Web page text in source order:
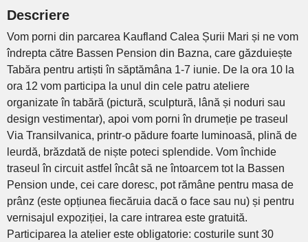
Descriere
Vom porni din parcarea Kaufland Calea Șurii Mari și ne vom
îndrepta către Bassen Pension din Bazna, care găzduiește
Tabăra pentru artiști în săptămâna 1-7 iunie. De la ora 10 la
ora 12 vom participa la unul din cele patru ateliere
organizate în tabără (pictură, sculptură, lână și noduri sau
design vestimentar), apoi vom porni în drumeție pe traseul
Via Transilvanica, printr-o pădure foarte luminoasă, plină de
leurdă, brăzdată de niște poteci splendide. Vom închide
traseul în circuit astfel încât să ne întoarcem tot la Bassen
Pension unde, cei care doresc, pot rămâne pentru masa de
prânz (este opțiunea fiecăruia dacă o face sau nu) și pentru
vernisajul expoziției, la care intrarea este gratuită.
Participarea la atelier este obligatorie: costurile sunt 30